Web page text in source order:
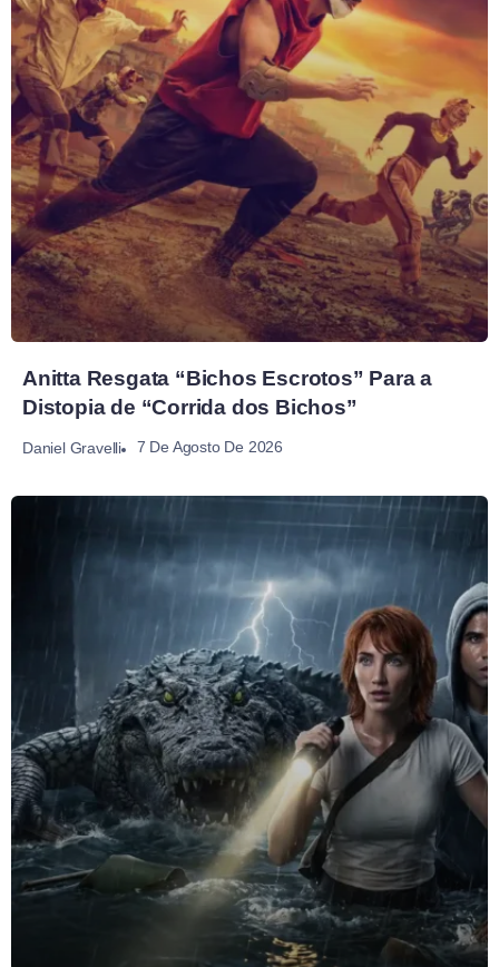
Anitta Resgata “Bichos Escrotos” Para a
Distopia de “Corrida dos Bichos”
Daniel Gravelli 7 De Agosto De 2026